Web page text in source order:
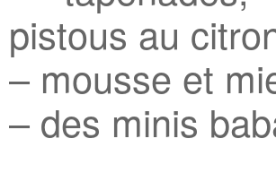
pistous au
– mousse et
– des minis